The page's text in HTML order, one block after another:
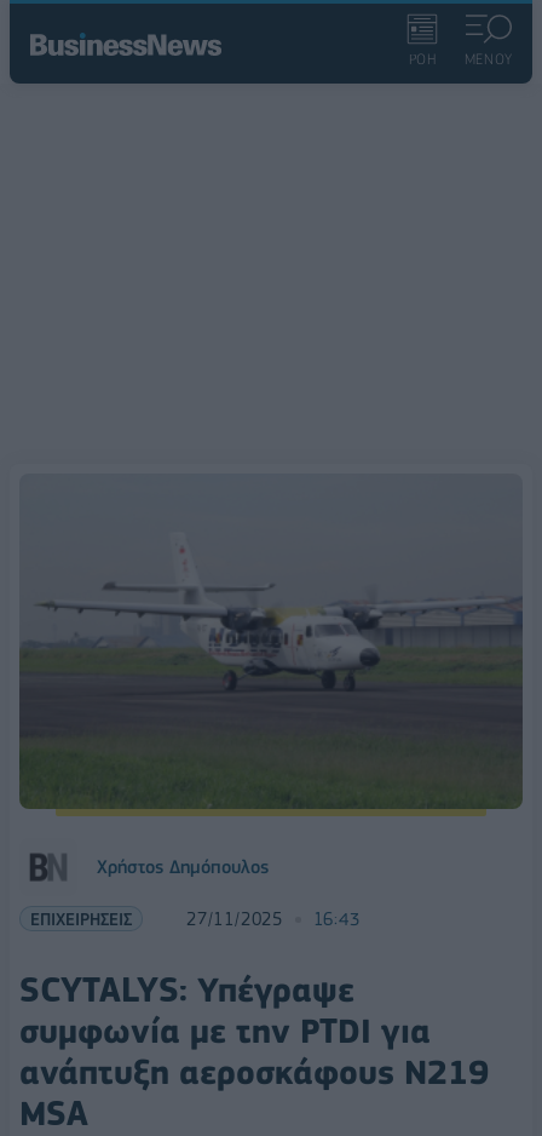
ΡΟΗ ΜΕΝΟΥ
Χρήστος Δημόπουλος
ΕΠΙΧΕΙΡΗΣΕΙΣ 27/11/2025 16:43
SCYTALYS: Υπέγραψε
συμφωνία με την PTDI για
ανάπτυξη αεροσκάφους Ν219
MSA